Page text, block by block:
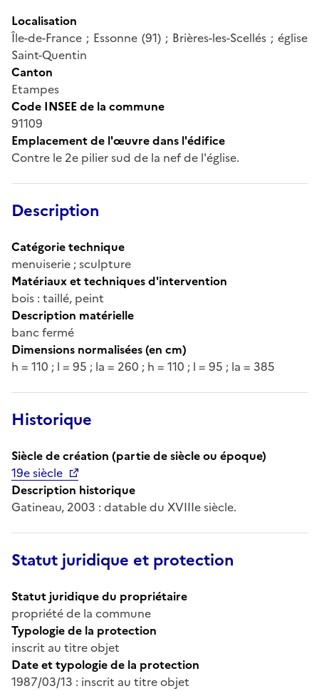
Localisation
Île-de-France ; Essonne (91) ; Brières-les-Scellés ; église
Saint-Quentin
Canton
Etampes
Code INSEE de la commune
91109
Emplacement de l'œuvre dans l'édifice
Contre le 2e pilier sud de la nef de l'église.
Description
Catégorie technique
menuiserie ; sculpture
Matériaux et techniques d'intervention
bois : taillé, peint
Description matérielle
banc fermé
Dimensions normalisées (en cm)
h = 110 ; l = 95 ; la = 260 ; h = 110 ; l = 95 ; la = 385
Historique
Siècle de création (partie de siècle ou époque)
19e siècle
Description historique
Gatineau, 2003 : datable du XVIIIe siècle.
Statut juridique et protection
Statut juridique du propriétaire
propriété de la commune
Typologie de la protection
inscrit au titre objet
Date et typologie de la protection
1987/03/13 : inscrit au titre objet